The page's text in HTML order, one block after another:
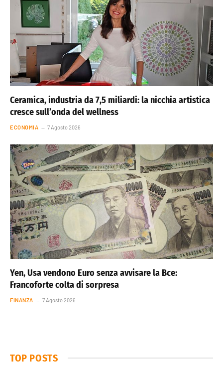
Ceramica, industria da 7,5 miliardi: la nicchia artistica
cresce sull’onda del wellness
ECONOMIA 7 Agosto 2026
Yen, Usa vendono Euro senza avvisare la Bce:
Francoforte colta di sorpresa
FINANZA 7 Agosto 2026
TOP POSTS